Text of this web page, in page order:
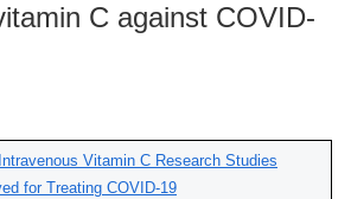
C against COVID-
Vitamin C Research Studies
for Treating COVID-19